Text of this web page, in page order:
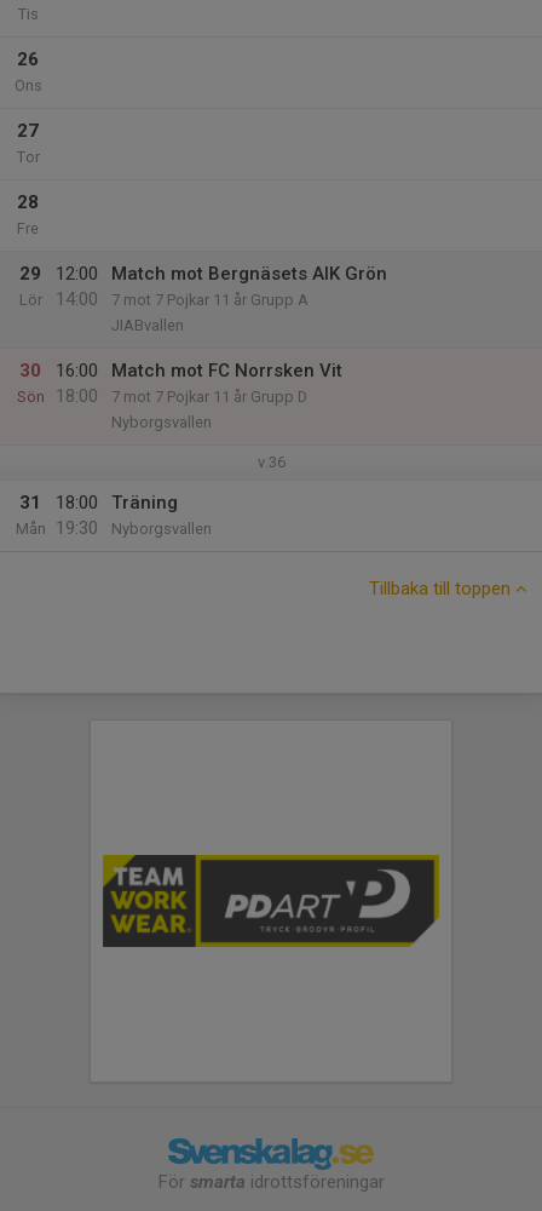
Tis
26
Ons
27
Tor
28
Fre
29
Lör
12:00
14:00
Match mot Bergnäsets AIK Grön
7 mot 7 Pojkar 11 år Grupp A
JIABvallen
30
Sön
16:00
18:00
Match mot FC Norrsken Vit
7 mot 7 Pojkar 11 år Grupp D
Nyborgsvallen
v.36
31
Mån
18:00
19:30
Träning
Nyborgsvallen
Tillbaka till toppen
För smarta idrottsföreningar